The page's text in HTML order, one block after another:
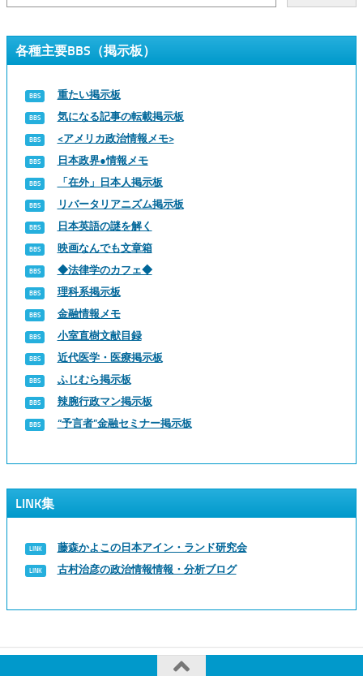
各種主要BBS（掲示板）
重たい掲示板
気になる記事の転載掲示板
<アメリカ政治情報メモ>
日本政界●情報メモ
「在外」日本人掲示板
リバータリアニズム掲示板
日本英語の謎を解く
映画なんでも文章箱
◆法律学のカフェ◆
理科系掲示板
金融情報メモ
小室直樹文献目録
近代医学・医療掲示板
ふじむら掲示板
辣腕行政マン掲示板
“予言者”金融セミナー掲示板
LINK集
藤森かよこの日本アイン・ランド研究会
古村治彦の政治情報情報・分析ブログ